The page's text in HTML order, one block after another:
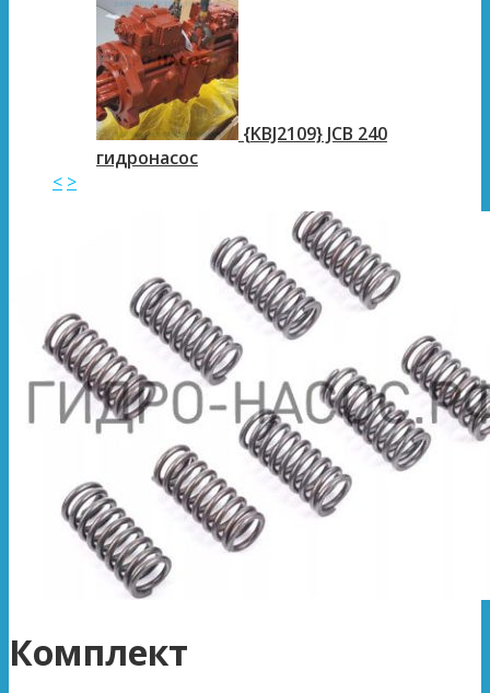
{KBJ2109} JCB 240
гидронасос
< >
Комплект